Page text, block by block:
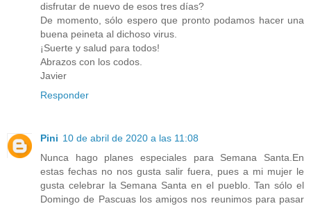
disfrutar de nuevo de esos tres días?
De momento, sólo espero que pronto podamos hacer una
buena peineta al dichoso virus.
¡Suerte y salud para todos!
Abrazos con los codos.
Javier
Responder
Pini 10 de abril de 2020 a las 11:08
Nunca hago planes especiales para Semana Santa.En
estas fechas no nos gusta salir fuera, pues a mi mujer le
gusta celebrar la Semana Santa en el pueblo. Tan sólo el
Domingo de Pascuas los amigos nos reunimos para pasar